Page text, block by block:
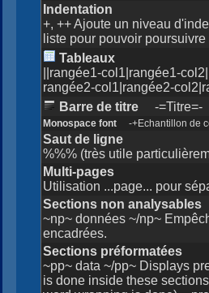
Indentation
+, ++ Ajoute un niveau
liste pour pouvoir
Tableaux
||rangée1-col1|rangée1-
rangée2-col1|rangée2-
Barre de titre -=Titre=-
Monospace font -+Echantillon de
Saut de ligne
%%% (très utile
Multi-pages
Utilisation ...page... pour
Sections non analysables
~np~ données ~/np~
encadrées.
Sections préformatées
~pp~ data ~/pp~ Displays
is done inside these